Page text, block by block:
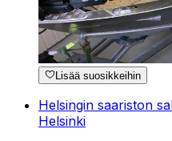
Lisää suosikkeihin
Helsingin saariston
Helsinki